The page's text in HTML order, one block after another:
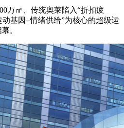
万㎡、传统奥莱陷入“折扣疲
基因+情绪供给”为核心的超级运
。